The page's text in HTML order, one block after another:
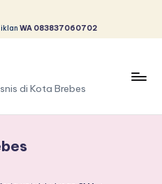
WA 083837060702
di Kota Brebes